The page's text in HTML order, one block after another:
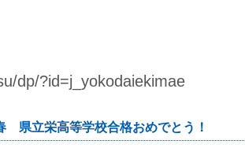
dp/?id=j_yokodaiekimae
県立栄高等学校合格おめでとう！